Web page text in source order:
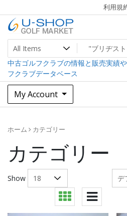
to
content
利用規
U-SHOP Golf
中古ゴルフクラブ最大級！U-SHOP
中古ゴルフクラブの情報と販売実績
フクラブデータベース
My Account
ホーム カテゴリー
カテゴリー
Show